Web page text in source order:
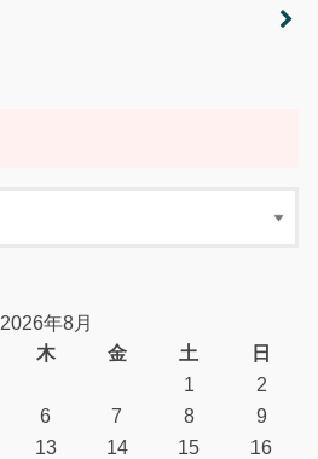
2026年8月
木 金 土
日
1
2
6 7 8
9
13 14 15
16